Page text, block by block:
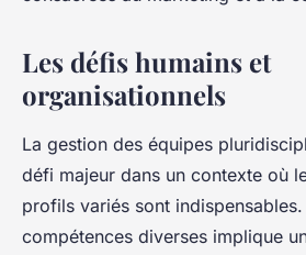
Les défis humains et
organisationnels
La gestion des équipes
défi majeur dans un contexte où
profils variés sont
compétences diverses implique